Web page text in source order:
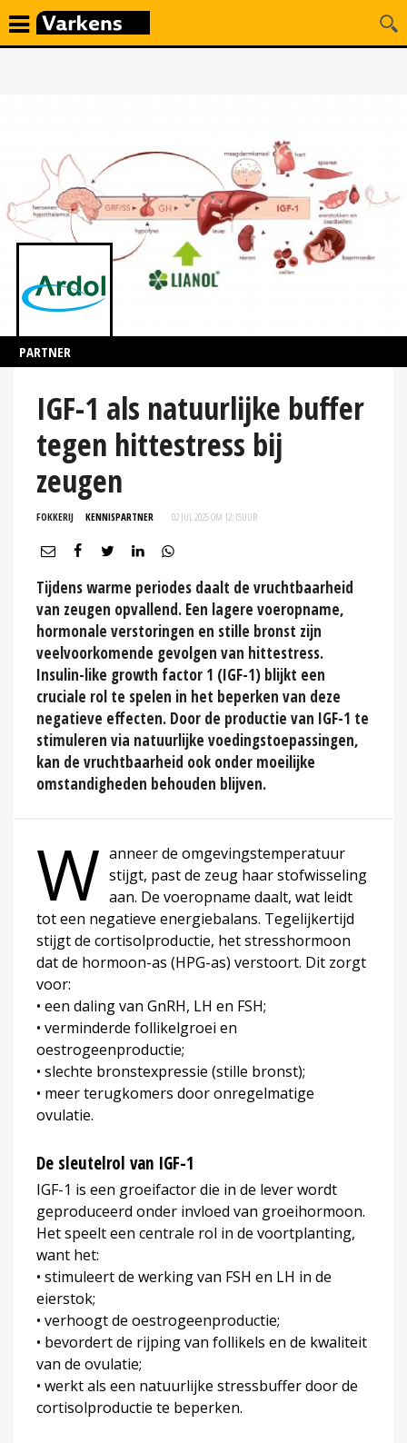
PARTNER
IGF-1 als natuurlijke buffer
tegen hittestress bij
zeugen
FOKKERIJ KENNISPARTNER 02 JUL 2025 OM 12:15UUR
Tijdens warme periodes daalt de vruchtbaarheid
van zeugen opvallend. Een lagere voeropname,
hormonale verstoringen en stille bronst zijn
veelvoorkomende gevolgen van hittestress.
Insulin-like growth factor 1 (IGF-1) blijkt een
cruciale rol te spelen in het beperken van deze
negatieve effecten. Door de productie van IGF-1 te
stimuleren via natuurlijke voedingstoepassingen,
kan de vruchtbaarheid ook onder moeilijke
omstandigheden behouden blijven.
W anneer de omgevingstemperatuur
stijgt, past de zeug haar stofwisseling
aan. De voeropname daalt, wat leidt
tot een negatieve energiebalans. Tegelijkertijd
stijgt de cortisolproductie, het stresshormoon
dat de hormoon-as (HPG-as) verstoort. Dit zorgt
voor:
• een daling van GnRH, LH en FSH;
• verminderde follikelgroei en
oestrogeenproductie;
• slechte bronstexpressie (stille bronst);
• meer terugkomers door onregelmatige
ovulatie.
De sleutelrol van IGF-1
IGF-1 is een groeifactor die in de lever wordt
geproduceerd onder invloed van groeihormoon.
Het speelt een centrale rol in de voortplanting,
want het:
• stimuleert de werking van FSH en LH in de
eierstok;
• verhoogt de oestrogeenproductie;
• bevordert de rijping van follikels en de kwaliteit
van de ovulatie;
• werkt als een natuurlijke stressbuffer door de
cortisolproductie te beperken.